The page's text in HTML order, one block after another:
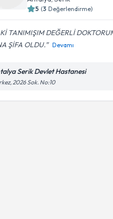
5 (3 Değerlendirme)
TANIMIŞIM DEĞERLİ
ŞİFA OLDU.
Devamı
Serik Devlet Hastanesi
2026 Sok. No:10